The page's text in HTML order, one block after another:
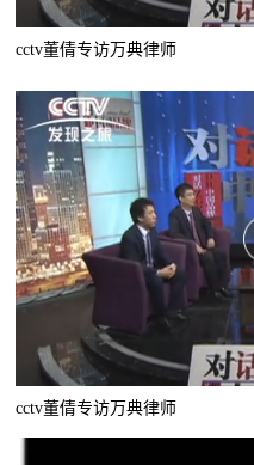
cctv董倩专访万典律师
cctv董倩专访万典律师